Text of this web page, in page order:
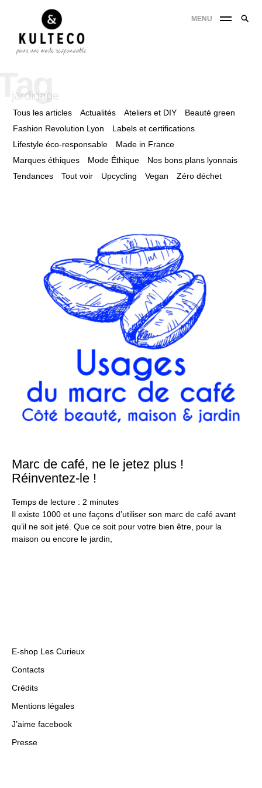
MENU
jardinage
Tous les articles Actualités Ateliers et DIY
Beauté green
Fashion Revolution Lyon
Labels et certifications
Lifestyle éco-responsable
Made in France
Marques éthiques
Mode Éthique
Nos bons plans lyonnais
Tendances
Tout voir Upcycling Vegan Zéro déchet
Marc de café, ne le jetez plus !
Réinventez-le !
Temps de lecture : 2 minutes
Il existe 1000 et une façons d’utiliser son marc de café avant
qu’il ne soit jeté. Que ce soit pour votre bien être, pour la
maison ou encore le jardin,
E-shop Les Curieux
Contacts
Crédits
Mentions légales
J’aime facebook
Presse